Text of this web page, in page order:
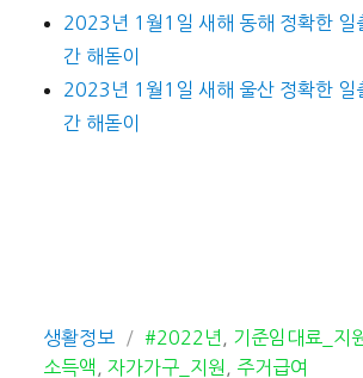
2023년 1월1일 새해 동해 정확한 일
간 해돋이
2023년 1월1일 새해 울산 정확한 일
간 해돋이
카
테
생활정보
태
그
#2022년 기준임대료_지
소득액
,자가가구_지원 주거급여